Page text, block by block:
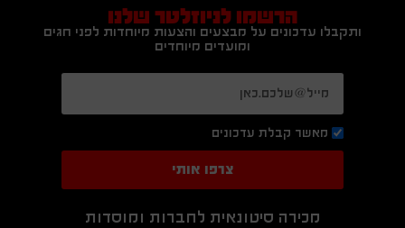
הרשמו לניוזלטר שלנו
ותקבלו עדכונים על מבצעים והצעות מיוחדות לפני חגים
ומועדים מיוחדים
מאשר קבלת עדכונים
צרפו אותי
מכירה סיטונאית לחברות ומוסדות